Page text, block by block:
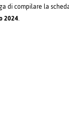
di compilare la
2024.